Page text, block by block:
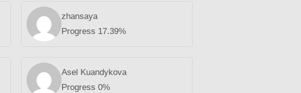
zhansaya
Progress 17.39%
Asel Kuandykova
Progress 0%